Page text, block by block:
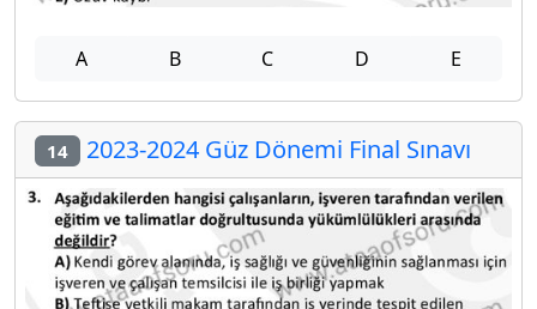
A B C D E
14 2023-2024 Güz Dönemi Final Sınavı